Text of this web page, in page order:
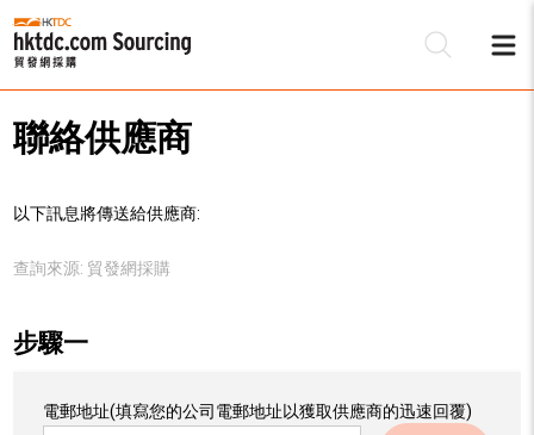
聯絡供應商
以下訊息將傳送給供應商:
查詢來源: 貿發網採購
步驟一
電郵地址(填寫您的公司電郵地址以獲取供應商的迅速回覆)